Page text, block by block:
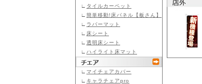
∟ タイルカーペット
∟ 簡単移動!床パネル【板さん】
∟ ラバーマット
∟ 床シート
∟ 透明床シート
∟ ハイライト床マット
∟ マイチェアカバー
∟ キャラチェアpro